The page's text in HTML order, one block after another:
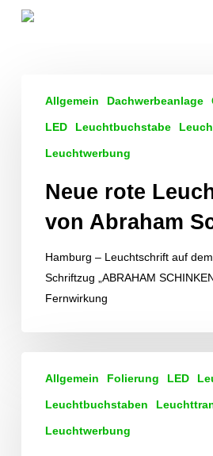
Leuchtschrift
Schinken
Allgemein Dachwerbeanlage
LED Leuchtbuchstabe
Leuchtwerbung
Neue rote
von Abraham
Hamburg – Leuchtschrift auf
Schriftzug „ABRAHAM
Fernwirkung
Einzelbuchstaben
Allgemein Folierung LED
Leuchtbuchstaben
Leuchtwerbung